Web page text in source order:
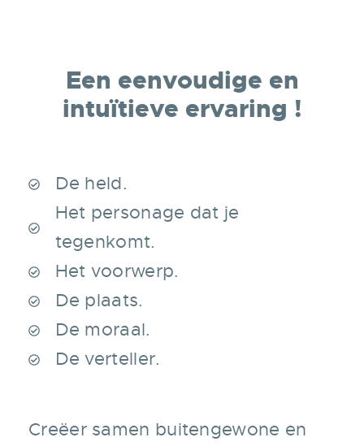
Een eenvoudige en
intuïtieve ervaring !
De held.
Het personage dat je
tegenkomt.
Het voorwerp.
De plaats.
De moraal.
De verteller.
Creëer samen buitengewone en